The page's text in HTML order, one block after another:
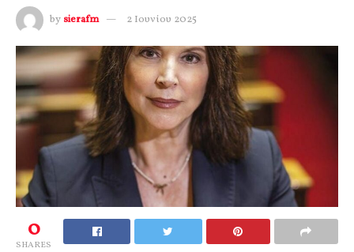
by sierafm 2 Ιουνίου 2025
0
SHARES